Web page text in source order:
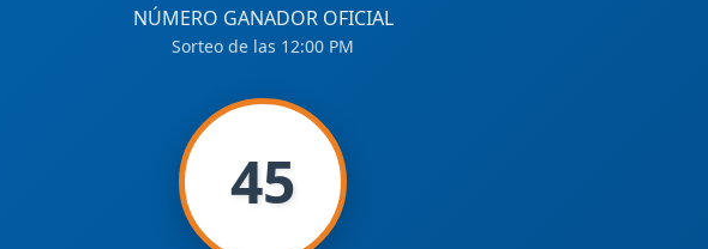
NÚMERO GANADOR OFICIAL
Sorteo de las 12:00 PM
45